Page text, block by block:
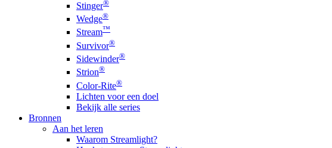
Stinger®
Wedge®
Stream™
Survivor®
Sidewinder®
Strion®
Color-Rite®
Lichten voor een doel
Bekijk alle series
Bronnen
Aan het leren
Waarom Streamlight?